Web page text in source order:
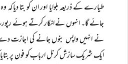
طیارے کے ذریعہ بلوایا اور ان کو بتا دیاکہ
جائے گا۔ انہوں نے انکار کرتے ہوئے
نے انہیں واپس بنوں جانے کی اجازت
ایک شریک سازش کرنل ارباب کو فون پر